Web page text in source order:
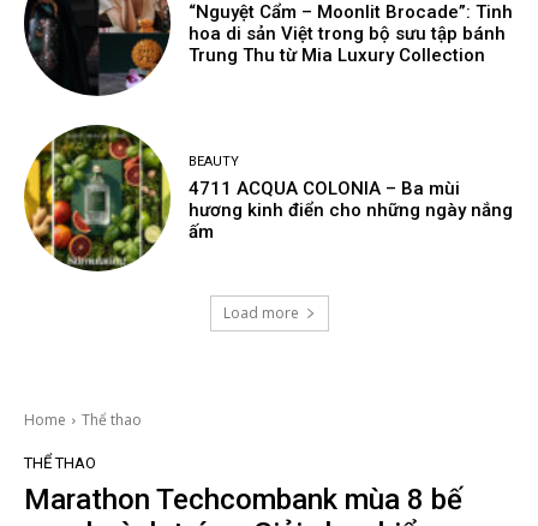
“Nguyệt Cẩm – Moonlit Brocade”: Tinh
hoa di sản Việt trong bộ sưu tập bánh
Trung Thu từ Mia Luxury Collection
BEAUTY
4711 ACQUA COLONIA – Ba mùi
hương kinh điển cho những ngày nắng
ấm
Load more